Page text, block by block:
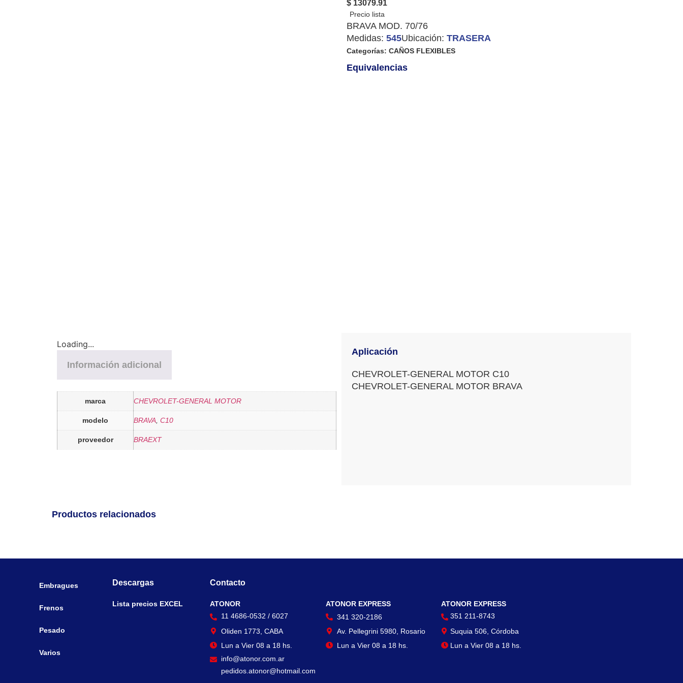
$ 13079.91
BRAVA MOD. 70/76
Medidas: 545Ubicación: TRASERA
Categorías: CAÑOS FLEXIBLES
Equivalencias
Loading...
Información adicional
marca CHEVROLET-GENERAL MOTOR
modelo BRAVA C10
proveedor BRAEXT
Aplicación
CHEVROLET-GENERAL MOTOR C10
CHEVROLET-GENERAL MOTOR BRAVA
Productos relacionados
Embragues
Frenos
Pesado
Varios
Descargas
Lista precios EXCEL
Contacto
ATONOR
11 4686-0532 / 6027
Oliden 1773, CABA
Lun a Vier 08 a 18 hs.
info@atonor.com.ar
pedidos.atonor@hotmail.com
ATONOR EXPRESS
341 320-2186
Av. Pellegrini 5980, Rosario
Lun a Vier 08 a 18 hs.
ATONOR EXPRESS
351 211-8743
Suquia 506, Córdoba
Lun a Vier 08 a 18 hs.